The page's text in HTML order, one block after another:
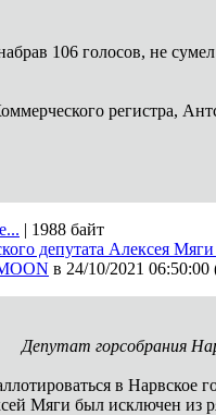
106 голосов, не
регистра,
| 1988 байт
депутата Алексея
в 24/10/2021 06:50:00
Депутат горсобрания
в Нарвское
Мяги был исключен из